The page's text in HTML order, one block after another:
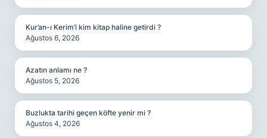
Kur’an-ı Kerim’i kim kitap haline getirdi ?
Ağustos 6, 2026
Azatın anlamı ne ?
Ağustos 5, 2026
Buzlukta tarihi geçen köfte yenir mi ?
Ağustos 4, 2026